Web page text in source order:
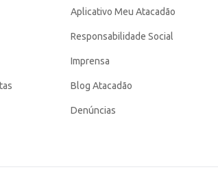
Aplicativo Meu Atacadão
Responsabilidade Social
Imprensa
Blog Atacadão
Denúncias